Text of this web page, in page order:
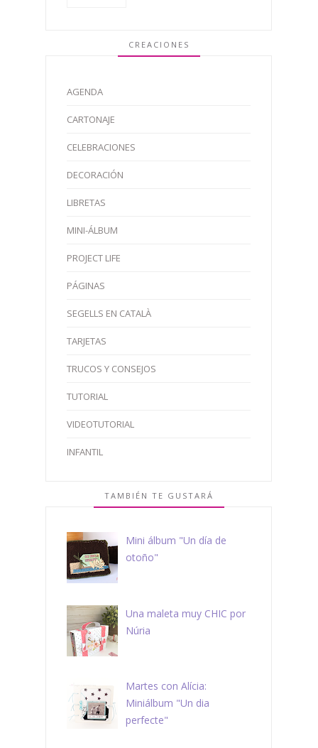
CREACIONES
AGENDA
CARTONAJE
CELEBRACIONES
DECORACIÓN
LIBRETAS
MINI-ÁLBUM
PROJECT LIFE
PÁGINAS
SEGELLS EN CATALÀ
TARJETAS
TRUCOS Y CONSEJOS
TUTORIAL
VIDEOTUTORIAL
INFANTIL
TAMBIÉN TE GUSTARÁ
Mini álbum "Un día de
otoño"
Una maleta muy CHIC por
Núria
Martes con Alícia:
Miniálbum "Un dia
perfecte"